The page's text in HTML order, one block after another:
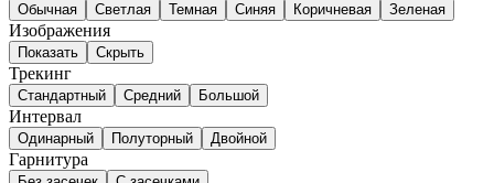
Обычная Светлая Темная Синяя Коричневая Зеленая
Изображения
Показать Скрыть
Трекинг
Стандартный Средний Большой
Интервал
Одинарный Полуторный Двойной
Гарнитура